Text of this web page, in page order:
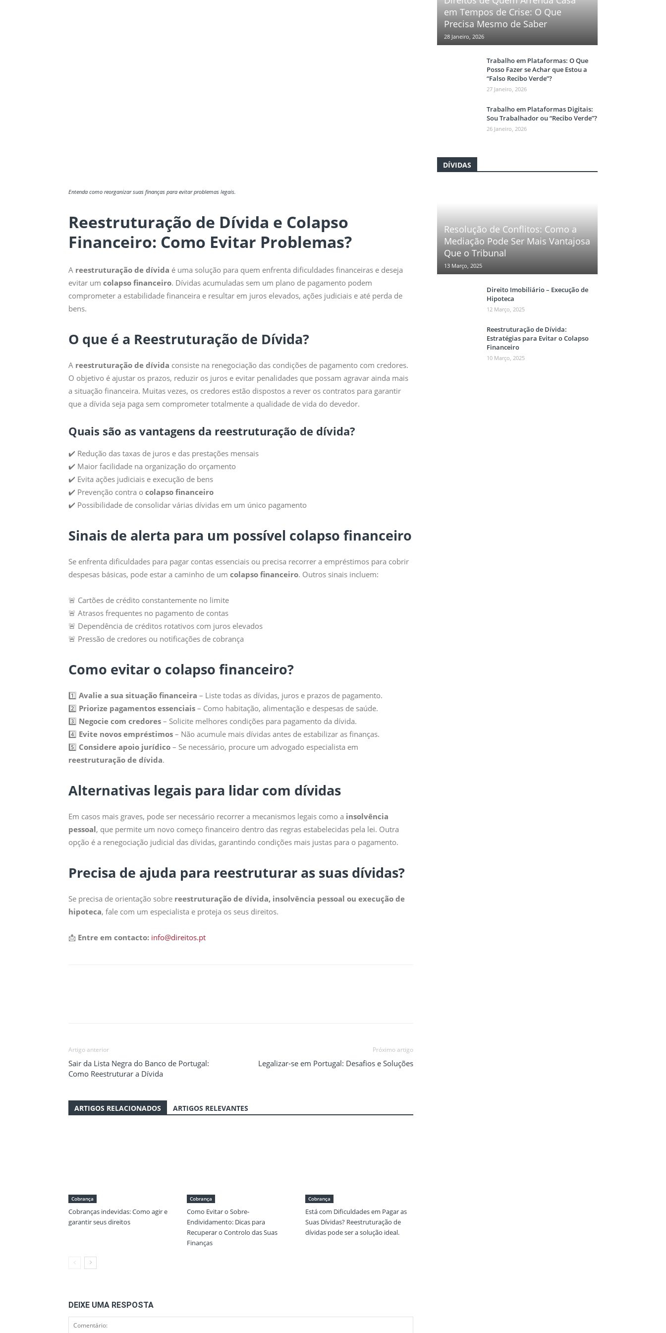
Entenda como reorganizar suas finanças para evitar problemas legais.
Reestruturação de Dívida e Colapso
Financeiro: Como Evitar Problemas?
A reestruturação de dívida é uma solução para quem enfrenta dificuldades financeiras e deseja
evitar um colapso financeiro. Dívidas acumuladas sem um plano de pagamento podem
comprometer a estabilidade financeira e resultar em juros elevados, ações judiciais e até perda de
bens.
O que é a Reestruturação de Dívida?
A reestruturação de dívida consiste na renegociação das condições de pagamento com credores.
O objetivo é ajustar os prazos, reduzir os juros e evitar penalidades que possam agravar ainda mais
a situação financeira. Muitas vezes, os credores estão dispostos a rever os contratos para garantir
que a dívida seja paga sem comprometer totalmente a qualidade de vida do devedor.
Quais são as vantagens da reestruturação de dívida?
✔️ Redução das taxas de juros e das prestações mensais
✔️ Maior facilidade na organização do orçamento
✔️ Evita ações judiciais e execução de bens
✔️ Prevenção contra o colapso financeiro
✔️ Possibilidade de consolidar várias dívidas em um único pagamento
Sinais de alerta para um possível colapso financeiro
Se enfrenta dificuldades para pagar contas essenciais ou precisa recorrer a empréstimos para cobrir
despesas básicas, pode estar a caminho de um colapso financeiro. Outros sinais incluem:
🚨 Cartões de crédito constantemente no limite
🚨 Atrasos frequentes no pagamento de contas
🚨 Dependência de créditos rotativos com juros elevados
🚨 Pressão de credores ou notificações de cobrança
Como evitar o colapso financeiro?
1️⃣ Avalie a sua situação financeira – Liste todas as dívidas, juros e prazos de pagamento.
2️⃣ Priorize pagamentos essenciais – Como habitação, alimentação e despesas de saúde.
3️⃣ Negocie com credores – Solicite melhores condições para pagamento da dívida.
4️⃣ Evite novos empréstimos – Não acumule mais dívidas antes de estabilizar as finanças.
5️⃣ Considere apoio jurídico – Se necessário, procure um advogado especialista em
reestruturação de dívida.
Alternativas legais para lidar com dívidas
Em casos mais graves, pode ser necessário recorrer a mecanismos legais como a insolvência
pessoal, que permite um novo começo financeiro dentro das regras estabelecidas pela lei. Outra
opção é a renegociação judicial das dívidas, garantindo condições mais justas para o pagamento.
Precisa de ajuda para reestruturar as suas dívidas?
Se precisa de orientação sobre reestruturação de dívida, insolvência pessoal ou execução de
hipoteca, fale com um especialista e proteja os seus direitos.
📩 Entre em contacto: info@direitos.pt
Artigo anterior
Sair da Lista Negra do Banco de Portugal:
Como Reestruturar a Dívida
Próximo artigo
Legalizar-se em Portugal: Desafios e Soluções
ARTIGOS RELACIONADOS ARTIGOS RELEVANTES
Cobrança
Cobranças indevidas: Como agir e
garantir seus direitos
Cobrança
Como Evitar o Sobre-
Endividamento: Dicas para
Recuperar o Controlo das Suas
Finanças
Cobrança
Está com Dificuldades em Pagar as
Suas Dívidas? Reestruturação de
dívidas pode ser a solução ideal.
DEIXE UMA RESPOSTA
em Tempos de Crise: O Que
Precisa Mesmo de Saber
28 Janeiro, 2026
Trabalho em Plataformas: O Que
Posso Fazer se Achar que Estou a
“Falso Recibo Verde”?
27 Janeiro, 2026
Trabalho em Plataformas Digitais:
Sou Trabalhador ou “Recibo Verde”?
26 Janeiro, 2026
DÍVIDAS
Resolução de Conflitos: Como a
Mediação Pode Ser Mais Vantajosa
Que o Tribunal
13 Março, 2025
Direito Imobiliário – Execução de
Hipoteca
12 Março, 2025
Reestruturação de Dívida:
Estratégias para Evitar o Colapso
Financeiro
10 Março, 2025